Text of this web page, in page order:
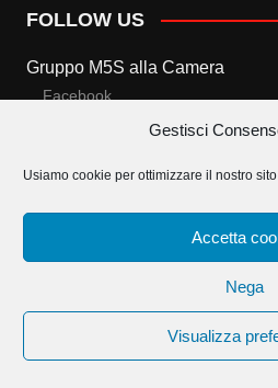
Gestisci
Usiamo cookie per ottimizzare il nostro
Accetta
Nega
Visualizza
FOLLOW US
Gruppo M5S alla Camera
Facebook
Twitter